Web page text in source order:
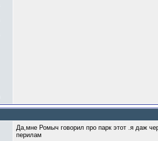
Да,мне Ромыч говорил про парк этот .я даж
перилам